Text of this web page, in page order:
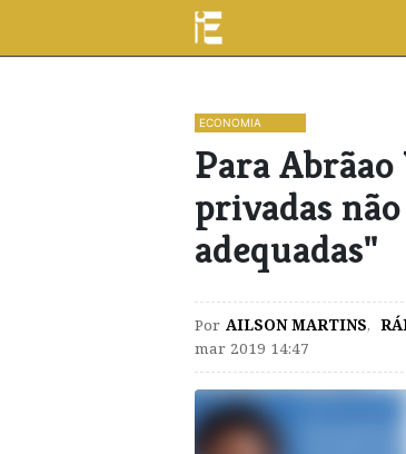
ECONOMIA
Para
privadas
adequadas"
Por AILSON MARTINS,
mar 2019 14:47